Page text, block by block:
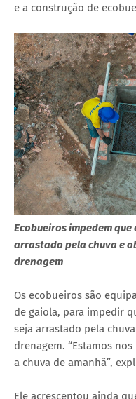
e a construção de
Ecobueiros impedem
arrastado pela chuva e
drenagem
Os ecobueiros são
de gaiola, para impedir
seja arrastado pela
drenagem. “Estamos
a chuva de amanhã”,